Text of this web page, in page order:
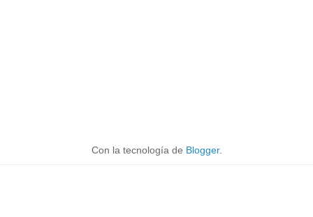
Con la tecnología de Blogger.